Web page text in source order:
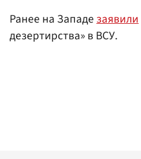
Ранее на Западезаявили
дезертирства» в ВСУ.